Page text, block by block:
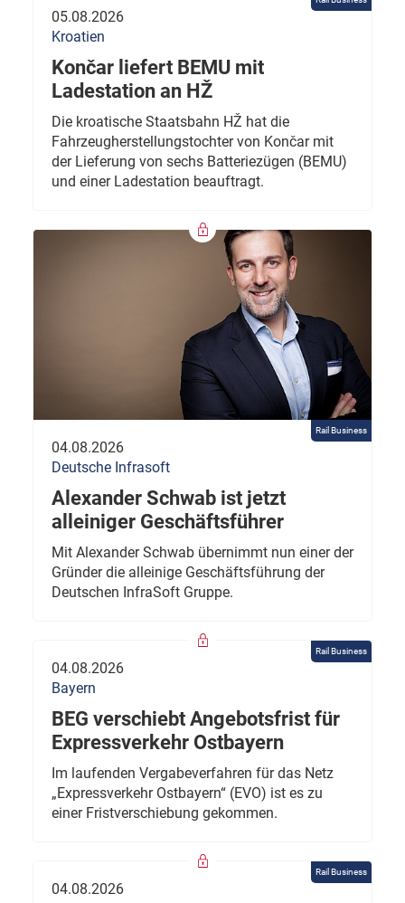
05.08.2026
Kroatien
Končar liefert BEMU mit
Ladestation an HŽ
Die kroatische Staatsbahn HŽ hat die
Fahrzeugherstellungstochter von Končar mit
der Lieferung von sechs Batteriezügen (BEMU)
und einer Ladestation beauftragt.
Rail Business
04.08.2026
Deutsche Infrasoft
Alexander Schwab ist jetzt
alleiniger Geschäftsführer
Mit Alexander Schwab übernimmt nun einer der
Gründer die alleinige Geschäftsführung der
Deutschen InfraSoft Gruppe.
Rail Business
04.08.2026
Bayern
BEG verschiebt Angebotsfrist für
Expressverkehr Ostbayern
Im laufenden Vergabeverfahren für das Netz
„Expressverkehr Ostbayern“ (EVO) ist es zu
einer Fristverschiebung gekommen.
Rail Business
04.08.2026